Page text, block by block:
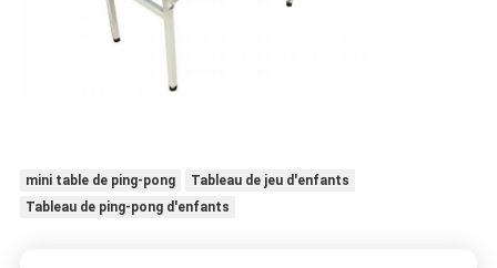
mini table de ping-pong
Tableau de jeu d'enfants
Tableau de ping-pong d'enfants